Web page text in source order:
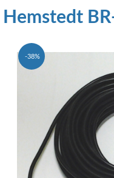
Hemstedt
-38%